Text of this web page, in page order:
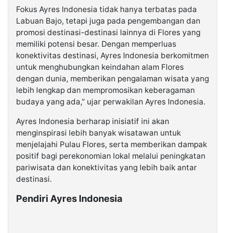
Fokus Ayres Indonesia tidak hanya terbatas pada
Labuan Bajo, tetapi juga pada pengembangan dan
promosi destinasi-destinasi lainnya di Flores yang
memiliki potensi besar. Dengan memperluas
konektivitas destinasi, Ayres Indonesia berkomitmen
untuk menghubungkan keindahan alam Flores
dengan dunia, memberikan pengalaman wisata yang
lebih lengkap dan mempromosikan keberagaman
budaya yang ada,” ujar perwakilan Ayres Indonesia.
Ayres Indonesia berharap inisiatif ini akan
menginspirasi lebih banyak wisatawan untuk
menjelajahi Pulau Flores, serta memberikan dampak
positif bagi perekonomian lokal melalui peningkatan
pariwisata dan konektivitas yang lebih baik antar
destinasi.
Pendiri Ayres Indonesia